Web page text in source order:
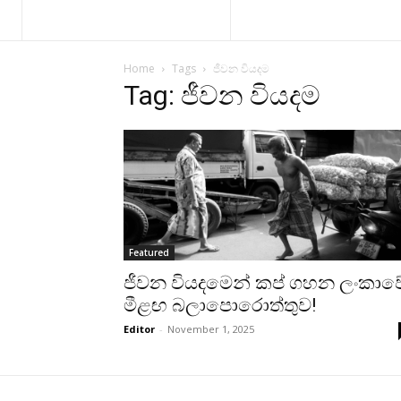
Home Tags ජීවන වියදම
Tag: ජීවන වියදම
Featured
ජීවන වියදමෙන් කප් ගහන
මීළඟ බලාපොරොත්තුව!
Editor - November 1, 2025